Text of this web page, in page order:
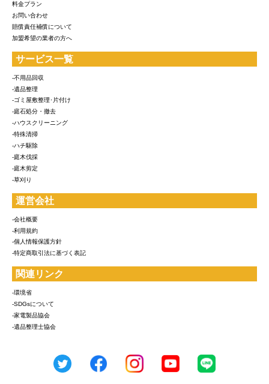
料金プラン
お問い合わせ
賠償責任補償について
加盟希望の業者の方へ
サービス一覧
-不用品回収
-遺品整理
-ゴミ屋敷整理･片付け
-庭石処分・撤去
-ハウスクリーニング
-特殊清掃
-ハチ駆除
-庭木伐採
-庭木剪定
-草刈り
運営会社
-会社概要
-利用規約
-個人情報保護方針
-特定商取引法に基づく表記
関連リンク
-環境省
-SDGsについて
-家電製品協会
-遺品整理士協会